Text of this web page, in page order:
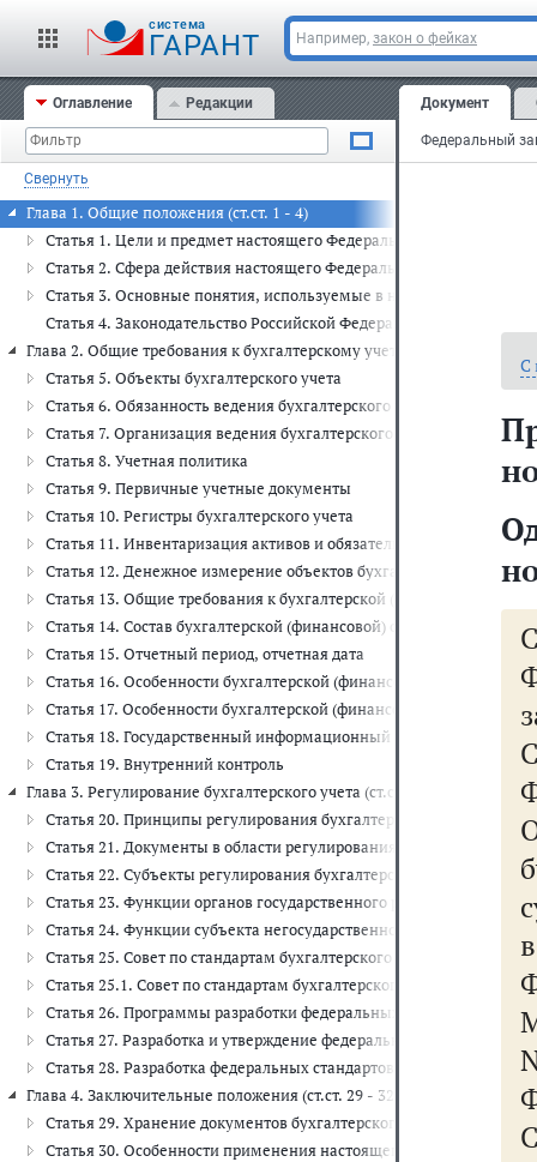
cистема
ГАРАНТ Например, закон о фейках
Оглавление Редакции
Свернуть
Глава 1. Общие положения (ст.ст. 1 - 4)
Статья 1. Цели и предмет настоящего Федерального закона
Статья 2. Сфера действия настоящего Федерального закона
Статья 3. Основные понятия, используемые в настоящем
Статья 4. Законодательство Российской Федерации о
Глава 2. Общие требования к бухгалтерскому учету (ст.ст. 5 - 19)
Статья 5. Объекты бухгалтерского учета
Статья 6. Обязанность ведения бухгалтерского учета
Статья 7. Организация ведения бухгалтерского учета
Статья 8. Учетная политика
Статья 9. Первичные учетные документы
Статья 10. Регистры бухгалтерского учета
Статья 11. Инвентаризация активов и обязательств
Статья 12. Денежное измерение объектов бухгалтерского учета
Статья 13. Общие требования к бухгалтерской (финансовой)
Статья 14. Состав бухгалтерской (финансовой) отчетности
Статья 15. Отчетный период, отчетная дата
Статья 16. Особенности бухгалтерской (финансовой) отчетности
Статья 17. Особенности бухгалтерской (финансовой) отчетности
Статья 18. Государственный информационный ресурс
Статья 19. Внутренний контроль
Глава 3. Регулирование бухгалтерского учета (ст.ст. 20 - 28)
Статья 20. Принципы регулирования бухгалтерского учета
Статья 21. Документы в области регулирования бухгалтерского
Статья 22. Субъекты регулирования бухгалтерского учета
Статья 23. Функции органов государственного регулирования
Статья 24. Функции субъекта негосударственного регулирования
Статья 25. Совет по стандартам бухгалтерского учета
Статья 25.1. Совет по стандартам бухгалтерского учета
Статья 26. Программы разработки федеральных стандартов
Статья 27. Разработка и утверждение федеральных стандартов
Статья 28. Разработка федеральных стандартов
Глава 4. Заключительные положения (ст.ст. 29 - 32)
Статья 29. Хранение документов бухгалтерского учета
Статья 30. Особенности применения настоящего Федерального
Документ
С